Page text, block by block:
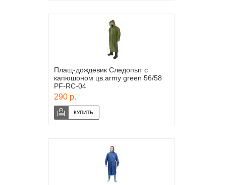
Плащ-дождевик Следопыт с
капюшоном цв.army green 56/58
PF-RC-04
290 р.